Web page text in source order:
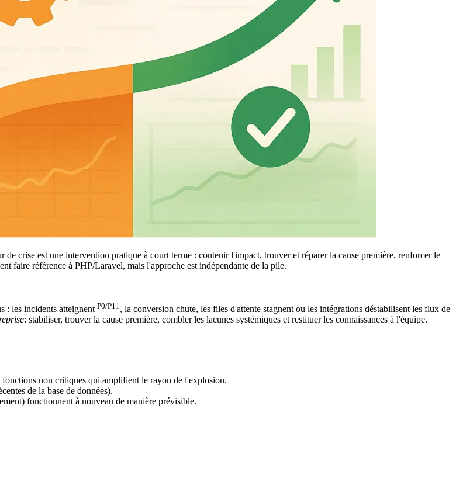
crise est une intervention pratique à court terme : contenir l'impact, trouver et réparer la cause première, renforcer le
faire référence à PHP/Laravel, mais l'approche est indépendante de la pile.
: les incidents atteignent P0/P11 , la conversion chute, les files d'attente stagnent ou les intégrations déstabilisent les flux de
: stabiliser, trouver la cause première, combler les lacunes systémiques et restituer les connaissances à l'équipe.
fonctions non critiques qui amplifient le rayon de l'explosion.
de la base de données).
fonctionnent à nouveau de manière prévisible.